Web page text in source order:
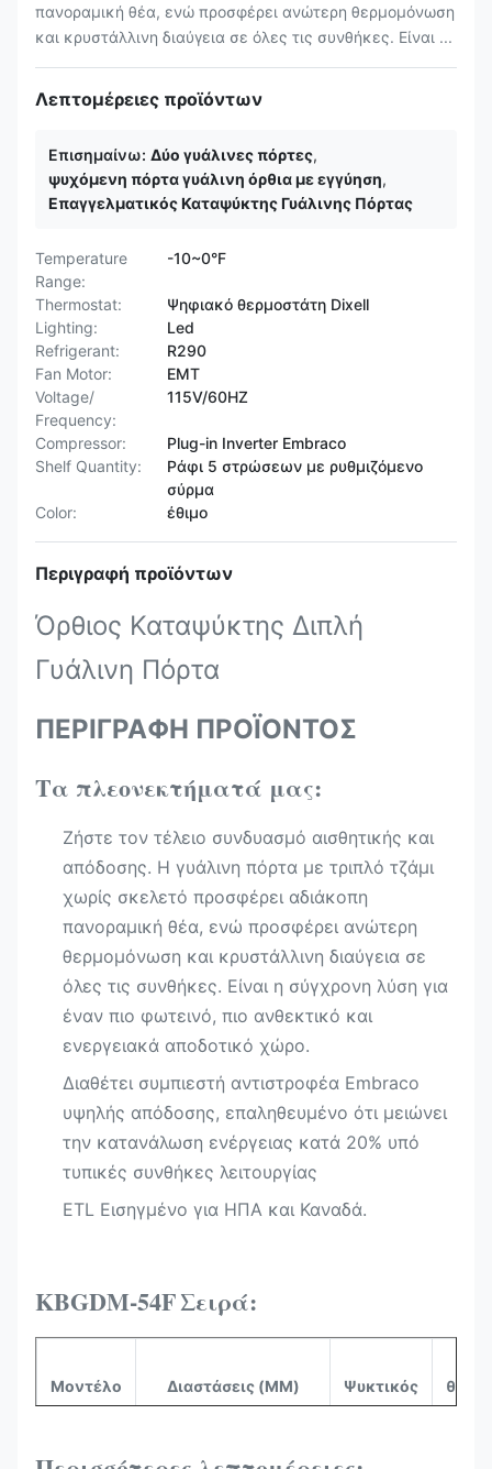
πανοραμική θέα, ενώ προσφέρει ανώτερη θερμομόνωση
και κρυστάλλινη διαύγεια σε όλες τις συνθήκες. Είναι ...
Λεπτομέρειες προϊόντων
Επισημαίνω: Δύο γυάλινες πόρτες,
ψυχόμενη πόρτα γυάλινη όρθια με εγγύηση,
Επαγγελματικός Καταψύκτης Γυάλινης Πόρτας
Temperature
Range:
-10~0°F
Thermostat:
Ψηφιακό θερμοστάτη Dixell
Lighting:
Led
Refrigerant:
R290
Fan Motor:
ΕΜΤ
Voltage/
Frequency:
115V/60HZ
Compressor:
Plug-in Inverter Embraco
Shelf Quantity:
Ράφι 5 στρώσεων με ρυθμιζόμενο
σύρμα
Color:
έθιμο
Περιγραφή προϊόντων
Όρθιος Καταψύκτης Διπλή
Γυάλινη Πόρτα
ΠΕΡΙΓΡΑΦΗ ΠΡΟΪΟΝΤΟΣ
Τα πλεονεκτήματά μας:
Ζήστε τον τέλειο συνδυασμό αισθητικής και
απόδοσης. Η γυάλινη πόρτα με τριπλό τζάμι
χωρίς σκελετό προσφέρει αδιάκοπη
πανοραμική θέα, ενώ προσφέρει ανώτερη
θερμομόνωση και κρυστάλλινη διαύγεια σε
όλες τις συνθήκες. Είναι η σύγχρονη λύση για
έναν πιο φωτεινό, πιο ανθεκτικό και
ενεργειακά αποδοτικό χώρο.
Διαθέτει συμπιεστή αντιστροφέα Embraco
υψηλής απόδοσης, επαληθευμένο ότι μειώνει
την κατανάλωση ενέργειας κατά 20%​ υπό
τυπικές συνθήκες λειτουργίας
ETL Εισηγμένο για ΗΠΑ και Καναδά.​
KBGDM-54FΣειρά:
Μοντέλο Διαστάσεις (MM) Ψυκτικός